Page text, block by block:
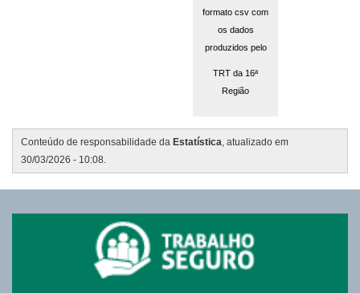
formato csv com
os dados
produzidos pelo
TRT da 16ª
Região
Conteúdo de responsabilidade da Estatística , atualizado em
30/03/2026 - 10:08.